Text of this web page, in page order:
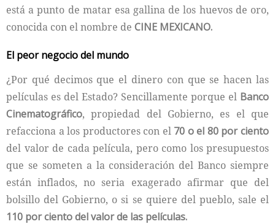
está a punto de matar esa gallina de los huevos de oro,
conocida con el nombre de CINE MEXICANO.
El peor negocio del mundo
¿Por qué decimos que el dinero con que se hacen las
películas es del Estado? Sencillamente porque el Banco
Cinematográfico, propiedad del Gobierno, es el que
refacciona a los productores con el 70 o el 80 por ciento
del valor de cada película, pero como los presupuestos
que se someten a la consideración del Banco siempre
están inflados, no seria exagerado afirmar que del
bolsillo del Gobierno, o si se quiere del pueblo, sale el
110 por ciento del valor de las películas.